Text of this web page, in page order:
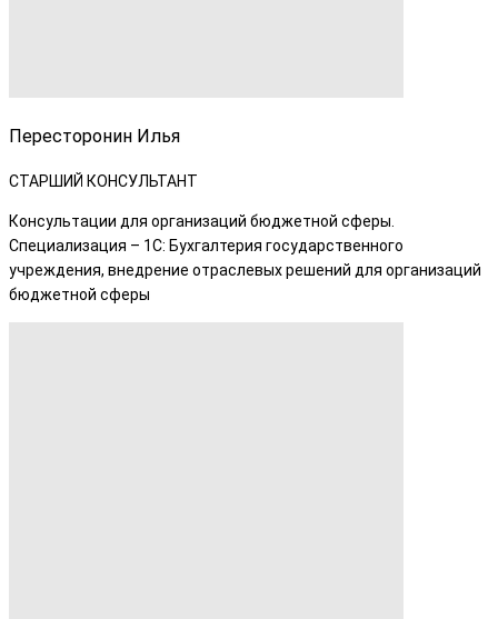
Пересторонин Илья
СТАРШИЙ КОНСУЛЬТАНТ
Консультации для организаций бюджетной сферы.
Специализация – 1С: Бухгалтерия государственного
учреждения, внедрение отраслевых решений для организаций
бюджетной сферы